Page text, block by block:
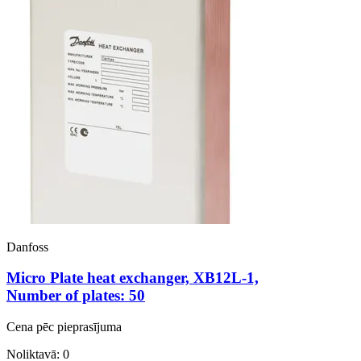
Danfoss
Micro Plate heat exchanger, XB12L-1,
Number of plates: 50
Cena pēc pieprasījuma
Noliktavā: 0